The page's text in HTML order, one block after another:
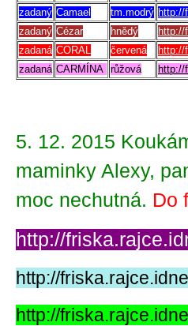
zadaný Camael tm.modrý http://
zadaný Cézar hnědý
http://
zadaná CORAL červená
http://
zadaná CARMÍNA růžová http://
5. 12. 2015
maminky Alexy,
moc nechutná. Do
http://
http://
http://